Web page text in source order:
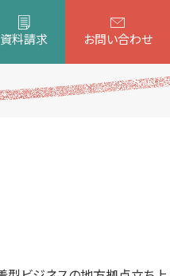
資料請求 お問い合わせ